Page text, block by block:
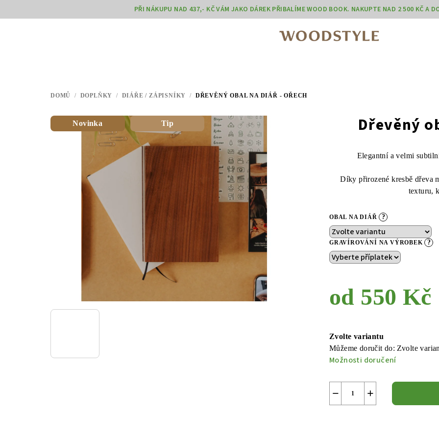
na
PŘI NÁKUPU NAD 437,- KČ VÁM JAKO DÁREK PŘIBALÍME WOOD BOOK. NAKUPTE NAD 2 500 KČ A
DOMŮ / DOPLŇKY / DIÁŘE / ZÁPISNÍKY / DŘEVĚNÝ OBAL NA DIÁŘ - OŘECH
Dřevěný
Elegantní a velmi
Díky přirozené kresbě dřeva
texturu,
OBAL NA DIÁŘ ?
GRAVÍROVÁNÍ NA VÝROBEK ?
od 550 Kč
cena:
Zvolte variantu
Můžeme doručit do: Zvolte
Možnosti doručení
+
−
Novinka Tip